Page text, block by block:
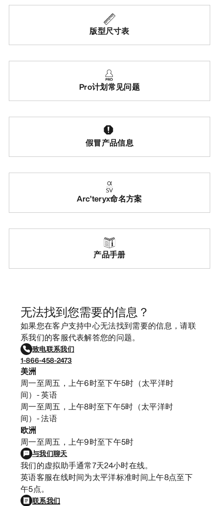
版型尺寸表
Pro计划常见问题
假冒产品信息
Arc’teryx命名方案
产品手册
无法找到您需要的信息？
如果您在客户支持中心无法找到需要的信息，请联
系我们的客服代表解答您的问题。
致电联系我们
1-866-458-2473
美洲
周一至周五，上午6时至下午5时（太平洋时
间）- 英语
周一至周五，上午8时至下午5时（太平洋时
间）- 法语
欧洲
周一至周五，上午9时至下午5时
与我们聊天
我们的虚拟助手通常7天24小时在线。
英语客服在线时间为太平洋标准时间上午8点至下
午5点。
联系我们